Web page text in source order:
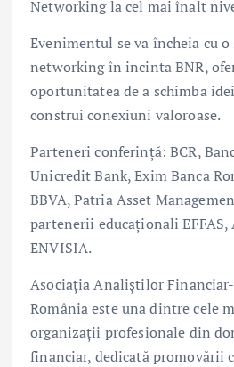
Networking la cel mai înalt
Evenimentul se va încheia cu
networking în incinta BNR,
oportunitatea de a schimba
construi conexiuni valoroase.
Parteneri conferință: BCR,
Unicredit Bank, Exim Banca
BBVA, Patria Asset
partenerii educaționali EFFAS,
ENVISIA.
Asociația Analiștilor
România este una dintre cele
organizații profesionale din
financiar, dedicată promovării